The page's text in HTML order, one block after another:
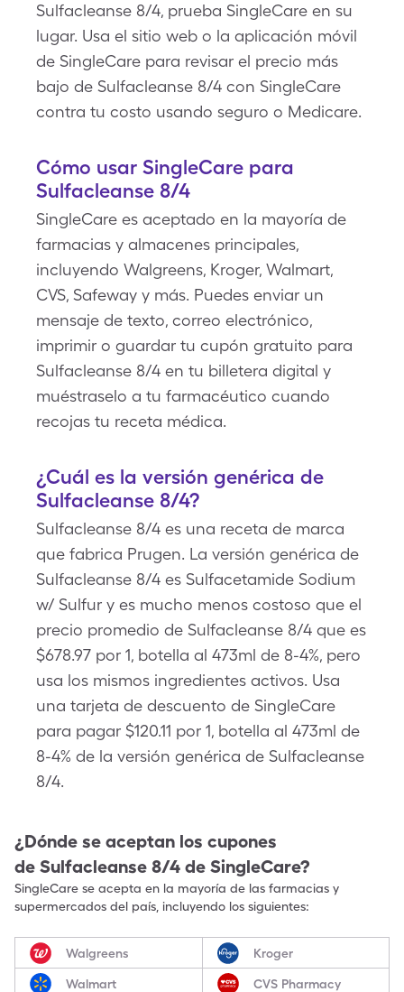
Sulfacleanse 8/4, prueba SingleCare en su
lugar. Usa el sitio web o la aplicación móvil
de SingleCare para revisar el precio más
bajo de Sulfacleanse 8/4 con SingleCare
contra tu costo usando seguro o Medicare.
Cómo usar SingleCare para
Sulfacleanse 8/4
SingleCare es aceptado en la mayoría de
farmacias y almacenes principales,
incluyendo Walgreens, Kroger, Walmart,
CVS, Safeway y más. Puedes enviar un
mensaje de texto, correo electrónico,
imprimir o guardar tu cupón gratuito para
Sulfacleanse 8/4 en tu billetera digital y
muéstraselo a tu farmacéutico cuando
recojas tu receta médica.
¿Cuál es la versión genérica de
Sulfacleanse 8/4?
Sulfacleanse 8/4 es una receta de marca
que fabrica Prugen. La versión genérica de
Sulfacleanse 8/4 es Sulfacetamide Sodium
w/ Sulfur y es mucho menos costoso que el
precio promedio de Sulfacleanse 8/4 que es
$678.97 por 1, botella al 473ml de 8-4%, pero
usa los mismos ingredientes activos. Usa
una tarjeta de descuento de SingleCare
para pagar $120.11 por 1, botella al 473ml de
8-4% de la versión genérica de Sulfacleanse
8/4.
¿Dónde se aceptan los cupones
de Sulfacleanse 8/4 de SingleCare?
SingleCare se acepta en la mayoría de las farmacias y
supermercados del país, incluyendo los siguientes:
Walgreens Kroger
Walmart CVS Pharmacy